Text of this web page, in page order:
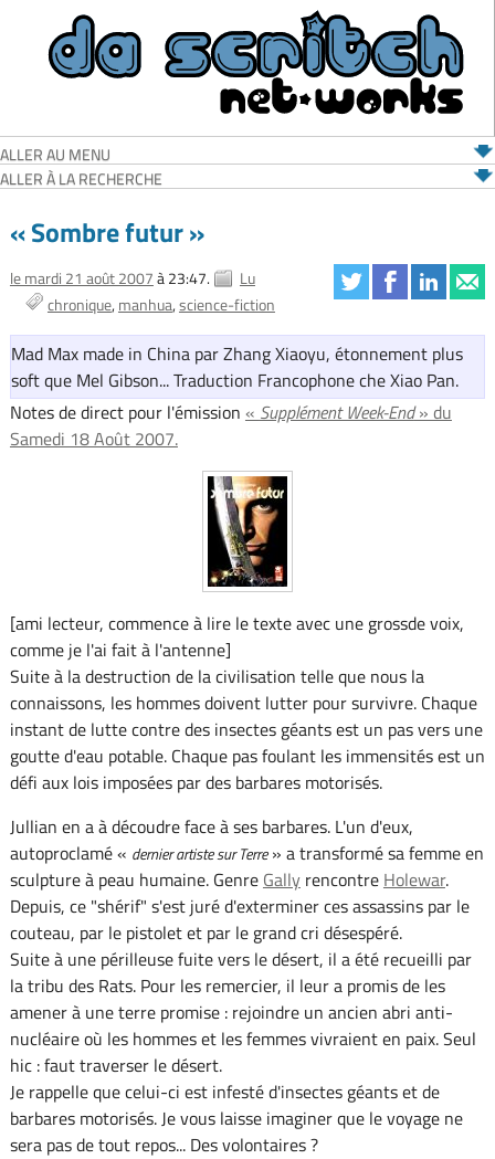
ALLER AU MENU
ALLER À LA RECHERCHE
« Sombre futur »
le mardi 21 août 2007à 23:47.
Lu
chronique manhua science-fiction
Mad Max made in China par Zhang Xiaoyu, étonnement plus
soft que Mel Gibson... Traduction Francophone che Xiao Pan.
Notes de direct pour l'émission « Supplément Week-End» du
Samedi 18 Août 2007.
[ami lecteur, commence à lire le texte avec une grossde voix,
comme je l'ai fait à l'antenne]
Suite à la destruction de la civilisation telle que nous la
connaissons, les hommes doivent lutter pour survivre. Chaque
instant de lutte contre des insectes géants est un pas vers une
goutte d'eau potable. Chaque pas foulant les immensités est un
défi aux lois imposées par des barbares motorisés.
Jullian en a à découdre face à ses barbares. L'un d'eux,
autoproclamé « dernier artiste sur Terre» a transformé sa femme en
sculpture à peau humaine. Genre Gallyrencontre Holewar.
Depuis, ce "shérif" s'est juré d'exterminer ces assassins par le
couteau, par le pistolet et par le grand cri désespéré.
Suite à une périlleuse fuite vers le désert, il a été recueilli par
la tribu des Rats. Pour les remercier, il leur a promis de les
amener à une terre promise : rejoindre un ancien abri anti-
nucléaire où les hommes et les femmes vivraient en paix. Seul
hic : faut traverser le désert.
Je rappelle que celui-ci est infesté d'insectes géants et de
barbares motorisés. Je vous laisse imaginer que le voyage ne
sera pas de tout repos... Des volontaires ?